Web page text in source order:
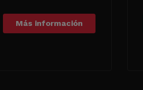
Más información